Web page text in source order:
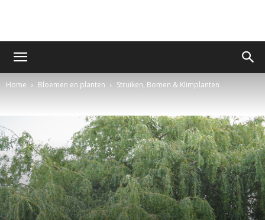
Home Bloemen en planten Struiken, Bomen & Klimplanten